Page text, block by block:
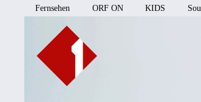
Fernsehen ORF ON KIDS